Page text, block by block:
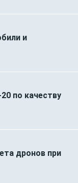
и
по качеству
дронов при